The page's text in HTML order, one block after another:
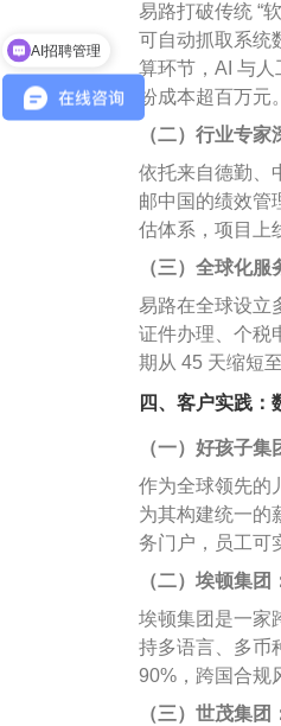
易路打破传统 “
可自动抓取系统
算环节，AI 与
纷成本超百万元。
（二）行业专家
依托来自德勤、
邮中国的绩效管
估体系，项目上
（三）全球化服
易路在全球设立
证件办理、个税
期从 45 天缩短
四、客户实践：
（一）好孩子
作为全球领先的
为其构建统一的
务门户，员工可
（二）埃顿集
埃顿集团是一家
持多语言、多币
90%，跨国合规
（三）世茂集
AI招聘管理